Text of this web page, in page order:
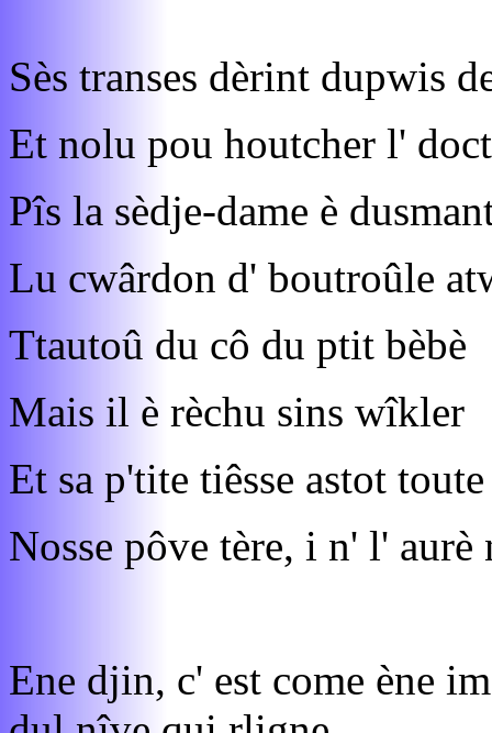
Sès transes dèrint dupwis
Et nolu pou houtcher l'
Pîs la sèdje-dame è
Lu cwârdon d' boutroûle
Ttautoû du cô du ptit bèbè
Mais il è rèchu sins wîkler
Et sa p'tite tiêsse astot
Nosse pôve tère, i n' l'
Ene djin, c' est come ène